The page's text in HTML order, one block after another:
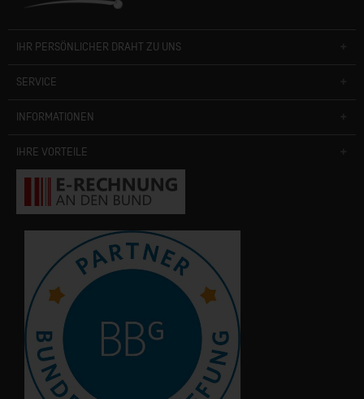
IHR PERSÖNLICHER DRAHT ZU UNS
SERVICE
INFORMATIONEN
IHRE VORTEILE